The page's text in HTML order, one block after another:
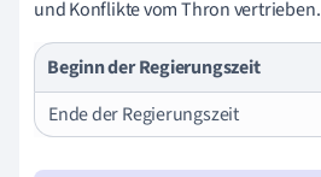
und Konflikte vom Thron vertrieben.
Beginn der Regierungszeit
Ende der Regierungszeit